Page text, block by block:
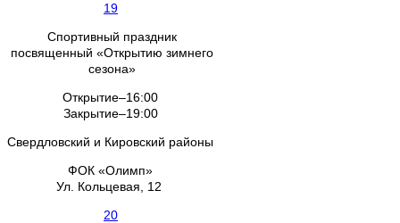
19
Спортивный праздник
посвященный «Открытию зимнего
сезона»
Открытие–16:00
Закрытие–19:00
Свердловский и Кировский районы
ФОК «Олимп»
Ул. Кольцевая, 12
20